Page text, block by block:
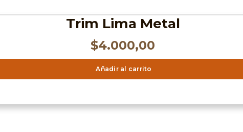
Trim Lima Metal
$4.000,00
Añadir al carrito